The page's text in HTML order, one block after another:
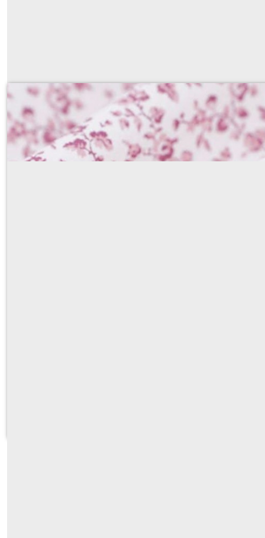
NINON rose
Sur demande